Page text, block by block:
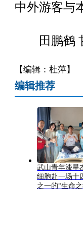
中外游客与
田鹏鹤
【编辑：杜萍】
编辑推荐
武山青年漆星
细胞赴一场十
之一的“生命